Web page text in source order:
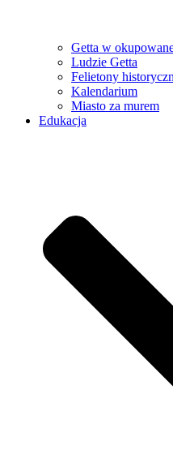
Getta w
Ludzie Getta
Felietony
Kalendarium
Miasto za murem
Edukacja